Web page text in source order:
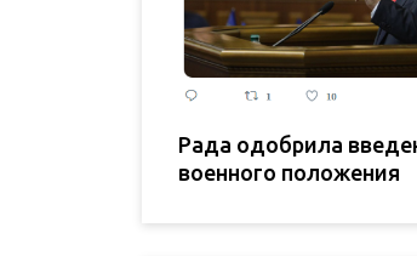
Рада одобрила
военного положения